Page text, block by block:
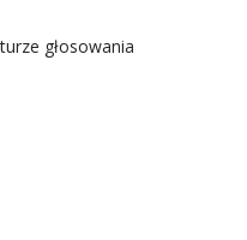
głosowania